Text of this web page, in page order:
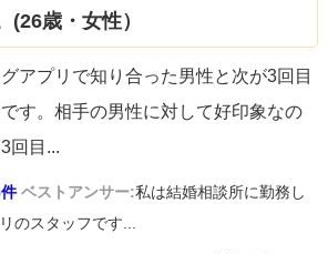
(26歳・女性）
アプリで知り合った男性と次が3回目
す。相手の男性に対して好印象なの
回目 ...
ベストアンサー:私は結婚相談所に勤務し
のスタッフです...